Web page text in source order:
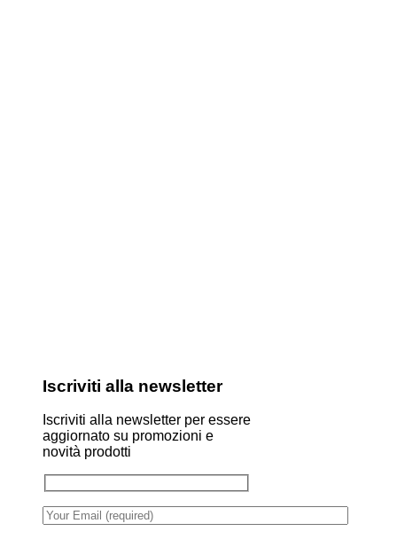
Iscriviti alla newsletter
Iscriviti alla newsletter per essere
aggiornato su promozioni e
novità prodotti